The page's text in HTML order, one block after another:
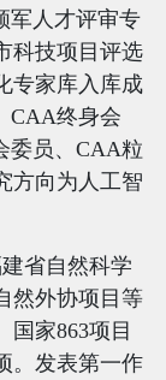
军人才评审专
科技项目评选
专家库入库成
CAA终身会
员、 CAA粒
方向为人工智
省自然科学
然外协项目等
国家863项目
。发表第一作